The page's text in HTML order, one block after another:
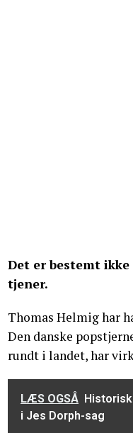
Det er bestemt
tjener.
Thomas Helmig har
Den danske
rundt i landet, har
LÆS OGSÅ Historisk
i Jes Dorph-sag